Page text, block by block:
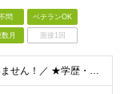
問 ベテランOK
月 面接1回
＼経験・スキルは一切問いません！／ ★学歴・職歴不問 ★未経験・第二新卒歓迎！ ★正社員デビューも応援します！ 【こんな方にピッタリ！】 ✓ 動画やYouTube、TikTokを見るのが好きな方 ✓